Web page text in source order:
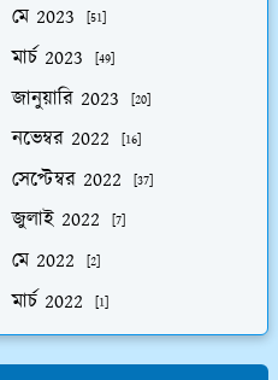
মে 2023 [51]
মার্চ 2023 [49]
জানুয়ারি 2023 [20]
নভেম্বর 2022 [16]
সেপ্টেম্বর 2022 [37]
জুলাই 2022 [7]
মে 2022 [2]
মার্চ 2022 [1]